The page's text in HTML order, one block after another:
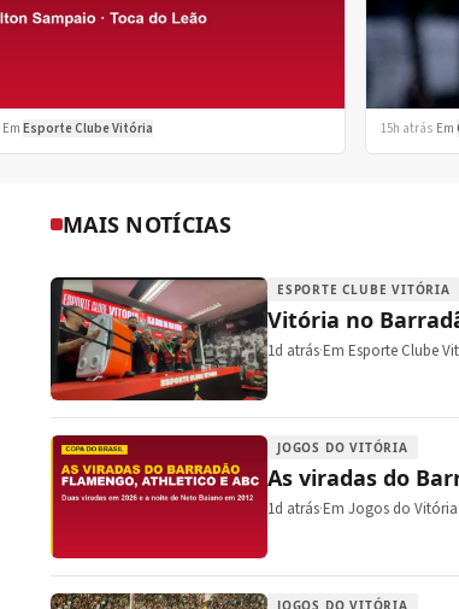
Em Esporte Clube Vitória 15h atrás· Em
MAIS NOTÍCIAS
ESPORTE CLUBE VITÓRIA
Vitória no
1d atrás·Em Esporte Clube
JOGOS DO VITÓRIA
As viradas do
1d atrás·Em Jogos do Vitória